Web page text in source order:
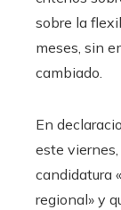
sobre la
meses, sin
cambiado.
En
este
candidatura
regional» y